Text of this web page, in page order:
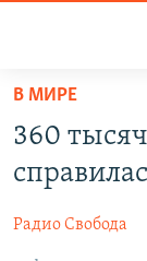
Вернуться
основному
содержанию
Вернутся
УЗБЕКИСТАН
ВОЙНА В
НА ДРУГИХ
В МИРЕ
360
Радио Свобода